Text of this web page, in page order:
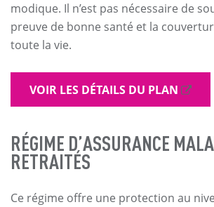
modique. Il n’est pas nécessaire de
preuve de bonne santé et la
toute la vie.
VOIR LES DÉTAILS DU PLAN
RÉGIME D’ASSURANCE
RETRAITÉS
Ce régime offre une protection au